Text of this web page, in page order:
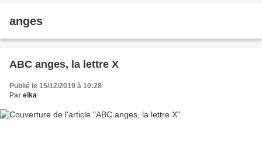
anges
ABC anges, la lettre X
Publié le 15/12/2019 à 10:28
Par elka